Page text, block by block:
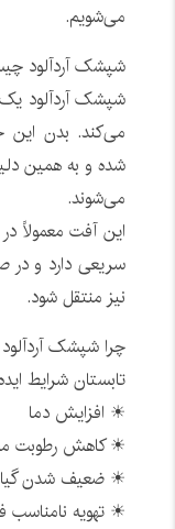
می‌شویم.
شپشک آردآلود
شپشک آردآلود
می‌کند. بدن این
شده و به همین
می‌شوند.
این آفت معمولاً
سریعی دارد و در
نیز منتقل شود.
چرا شپشک
تابستان شرایط
☀ افزایش دما
☀ کاهش رطوبت
☀ ضعیف شدن
☀ تهویه نامناسب